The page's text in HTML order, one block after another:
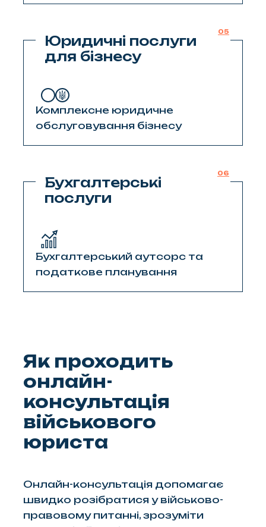
05
Юридичні послуги
для бізнесу
Комплексне юридичне
обслуговування бізнесу
06
Бухгалтерські
послуги
Бухгалтерський аутсорс та
податкове планування
Як проходить
онлайн-
консультація
військового
юриста
Онлайн-консультація допомагає
швидко розібратися у військово-
правовому питанні, зрозуміти